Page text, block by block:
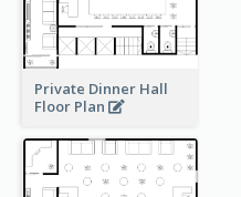
Private Dinner Hall
Floor Plan